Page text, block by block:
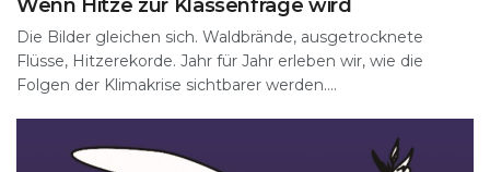
Wenn Hitze zur Klassenfrage wird
Die Bilder gleichen sich. Waldbrände, ausgetrocknete
Flüsse, Hitzerekorde. Jahr für Jahr erleben wir, wie die
Folgen der Klimakrise sichtbarer werden....